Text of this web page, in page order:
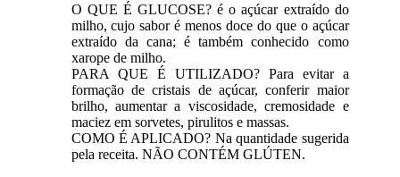
O QUE É GLUCOSE? é o açúcar extraído do
milho, cujo sabor é menos doce do que o açúcar
extraído da cana; é também conhecido como
xarope de milho.
PARA QUE É UTILIZADO? Para evitar a
formação de cristais de açúcar, conferir maior
brilho, aumentar a viscosidade, cremosidade e
maciez em sorvetes, pirulitos e massas.
COMO É APLICADO? Na quantidade sugerida
pela receita. NÃO CONTÉM GLÚTEN.